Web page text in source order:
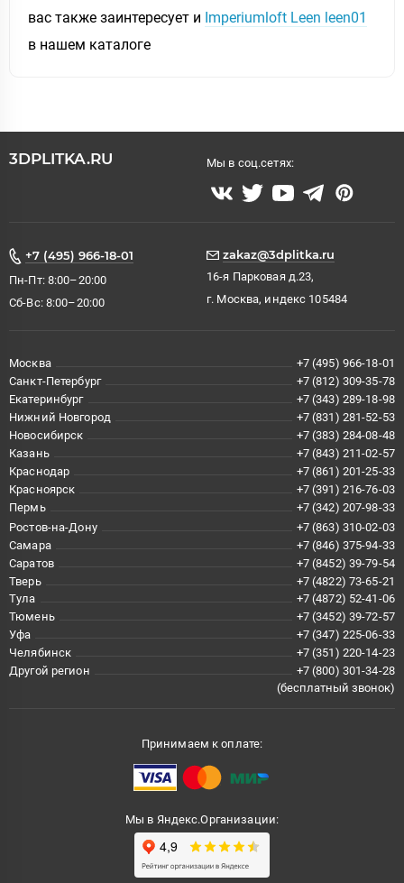
вас также заинтересует и Imperiumloft Leen leen01
в нашем каталоге
3DPLITKA.RU Мы в соц.сетях:
+7 (495) 966-18-01
Пн-Пт: 8:00–20:00
Сб-Вс: 8:00–20:00
zakaz@3dplitka.ru
16-я Парковая д.23,
г. Москва, индекс 105484
Москва
+7 (495) 966-18-01
Санкт-Петербург
+7 (812) 309-35-78
Екатеринбург
+7 (343) 289-18-98
Нижний Новгород
+7 (831) 281-52-53
Новосибирск
+7 (383) 284-08-48
Казань
+7 (843) 211-02-57
Краснодар
+7 (861) 201-25-33
Красноярск
+7 (391) 216-76-03
Пермь
+7 (342) 207-98-33
Ростов-на-Дону
+7 (863) 310-02-03
Самара
+7 (846) 375-94-33
Саратов
+7 (8452) 39-79-54
Тверь
+7 (4822) 73-65-21
Тула
+7 (4872) 52-41-06
Тюмень
+7 (3452) 39-72-57
Уфа
+7 (347) 225-06-33
Челябинск
+7 (351) 220-14-23
Другой регион
+7 (800) 301-34-28
(бесплатный звонок)
Принимаем к оплате:
Мы в Яндекс.Организации: